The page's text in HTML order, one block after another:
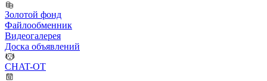
Золотой фонд
Файлообменник
Видеогалерея
Доска объявлений
CHAT-OT